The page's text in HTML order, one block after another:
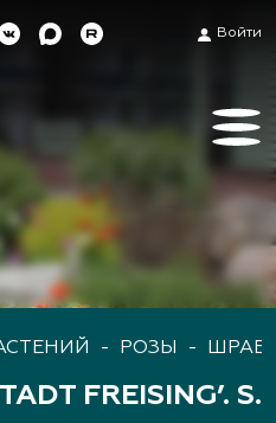
Войти
- РОЗЫ -
FREISING’. S.